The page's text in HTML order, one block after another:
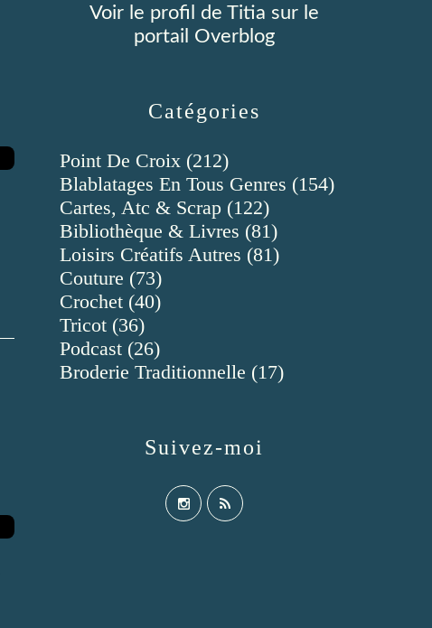
Catégories
Point De Croix (212)
Blablatages En Tous Genres (154)
Cartes, Atc & Scrap (122)
Bibliothèque & Livres (81)
Loisirs Créatifs Autres (81)
Couture (73)
Crochet (40)
Tricot (36)
Podcast (26)
Broderie Traditionnelle (17)
Suivez-moi
Voir le profil de Titia sur le
portail Overblog